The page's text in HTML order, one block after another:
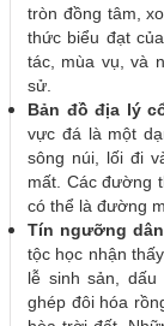
tròn đồng tâm,
thức biểu đạt
tác, mùa vụ, và
sử.
Bản đồ địa lý
vực đá là một
sông núi, lối đi
mất. Các đường
có thể là đường
Tín ngưỡng
tộc học nhận
lễ sinh sản,
ghép đôi hóa